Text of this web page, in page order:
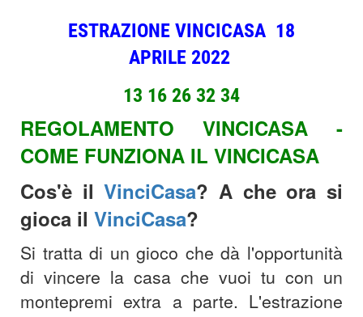
ESTRAZIONE VINCICASA 18
APRILE 2022
13 16 26 32 34
REGOLAMENTO VINCICASA -
COME FUNZIONA IL VINCICASA
Cos'è ilVinciCasa? A che ora si
gioca il VinciCasa?
Si tratta di un gioco che dà l'opportunità
di vincere la casa che vuoi tu con un
montepremi extra a parte. L'estrazione